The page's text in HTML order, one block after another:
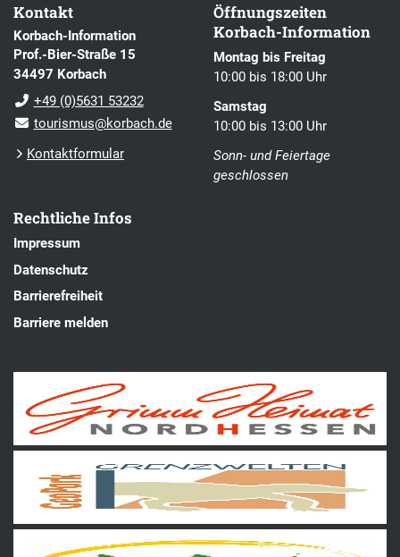
Kontakt
Korbach-Information
Prof.-Bier-Straße 15
34497 Korbach
+49 (0)5631 53232
tourismus@korbach.de
Kontaktformular
Öffnungszeiten
Korbach-Information
Montag bis Freitag
10:00 bis 18:00 Uhr
Samstag
10:00 bis 13:00 Uhr
Sonn- und Feiertage
geschlossen
Rechtliche Infos
Impressum
Datenschutz
Barrierefreiheit
Barriere melden